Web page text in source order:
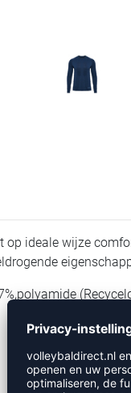
op ideale wijze